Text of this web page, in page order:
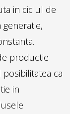
in ciclul de
productie
ca
in